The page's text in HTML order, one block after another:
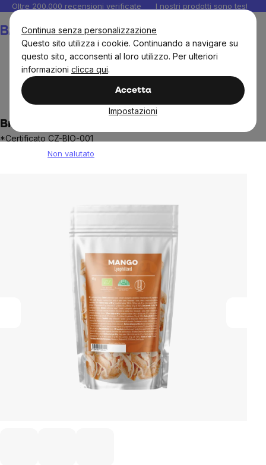
Continua senza personalizzazione
Questo sito utilizza i cookie. Continuando a navigare su
questo sito, acconsenti al loro utilizzo. Per ulteriori
informazioni clicca qui.
Accetta
Impostazioni
Salta
contenuto
Oltre 200.000 recensioni verificate I nostri prodotti sono testati
Brainmax Pure Frutta secca
verdura liofilizzate
BrainMax Mango liofilizzato puro, BIO, 45 g
*Certificato CZ-BIO-001
Non valutato